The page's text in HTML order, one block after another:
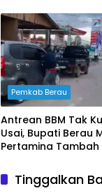
Pemkab Berau
Antrean BBM Tak
Usai, Bupati Berau
Pertamina Tambah
Tinggalkan